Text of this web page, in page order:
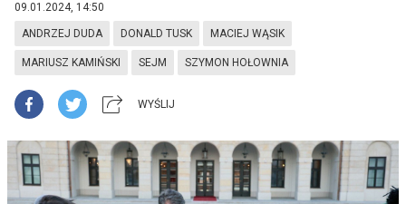
09.01.2024, 14:50
ANDRZEJ DUDA DONALD TUSK MACIEJ WĄSIK
MARIUSZ KAMIŃSKI SEJM SZYMON HOŁOWNIA
WYŚLIJ